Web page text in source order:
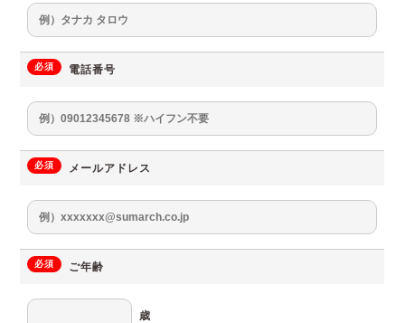
必須 電話番号
必須 メールアドレス
必須 ご年齢
歳